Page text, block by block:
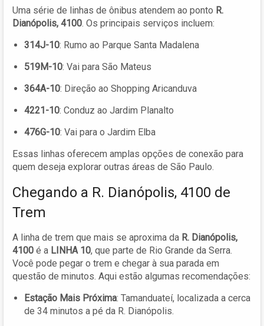
Uma série de linhas de ônibus atendem ao ponto R.
Dianópolis, 4100. Os principais serviços incluem:
314J-10: Rumo ao Parque Santa Madalena
519M-10: Vai para São Mateus
364A-10: Direção ao Shopping Aricanduva
4221-10: Conduz ao Jardim Planalto
476G-10: Vai para o Jardim Elba
Essas linhas oferecem amplas opções de conexão para
quem deseja explorar outras áreas de São Paulo.
Chegando a R. Dianópolis, 4100 de
Trem
A linha de trem que mais se aproxima da R. Dianópolis,
4100 é a LINHA 10, que parte de Rio Grande da Serra.
Você pode pegar o trem e chegar à sua parada em
questão de minutos. Aqui estão algumas recomendações:
Estação Mais Próxima: Tamanduateí, localizada a cerca
de 34 minutos a pé da R. Dianópolis.